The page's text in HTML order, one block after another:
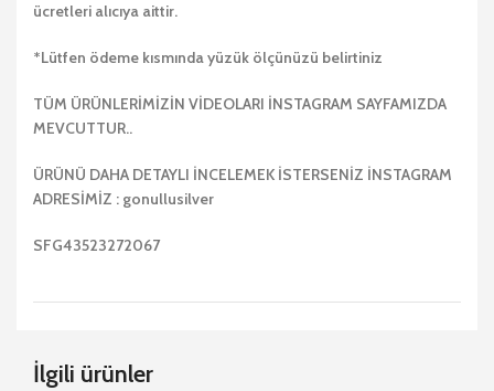
ücretleri alıcıya aittir.
*Lütfen ödeme kısmında yüzük ölçünüzü belirtiniz
TÜM ÜRÜNLERİMİZİN VİDEOLARI İNSTAGRAM SAYFAMIZDA
MEVCUTTUR..
ÜRÜNÜ DAHA DETAYLI İNCELEMEK İSTERSENİZ İNSTAGRAM
ADRESİMİZ : gonullusilver
SFG43523272067
İlgili ürünler